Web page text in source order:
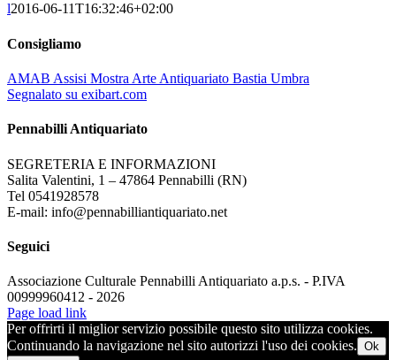
l2016-06-11T16:32:46+02:00
Consigliamo
AMAB Assisi Mostra Arte Antiquariato Bastia Umbra
Segnalato su exibart.com
Pennabilli Antiquariato
SEGRETERIA E INFORMAZIONI
Salita Valentini, 1 – 47864 Pennabilli (RN)
Tel 0541928578
E-mail: info@pennabilliantiquariato.net
Seguici
Associazione Culturale Pennabilli Antiquariato a.p.s. - P.IVA
00999960412 - 2026
Page load link
Per offrirti il miglior servizio possibile questo sito utilizza cookies.
Continuando la navigazione nel sito autorizzi l'uso dei cookies. Ok